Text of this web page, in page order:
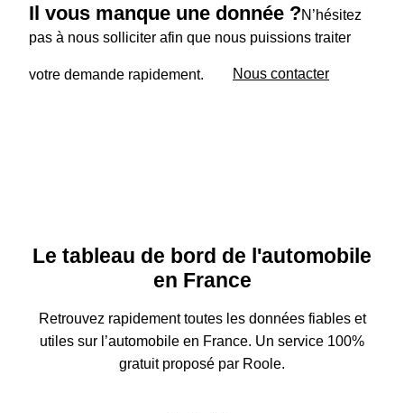
Il vous manque une donnée ?N’hésitez
pas à nous solliciter afin que nous puissions traiter
votre demande rapidement. Nous contacter
Le tableau de bord de l'automobile
en France
Retrouvez rapidement toutes les données fiables et
utiles sur l’automobile en France. Un service 100%
gratuit proposé par Roole.